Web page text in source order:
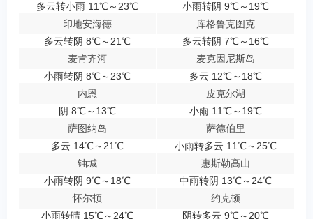
多云转小雨 11℃～23℃
小雨转阴 9℃～19℃
印地安海德
多云转阴 8℃～21℃
库格鲁克图克
多云转阴 7℃～16℃
麦肯齐河
小雨转阴 8℃～23℃
麦克因尼斯岛
多云 12℃～18℃
内恩
阴 8℃～13℃
皮克尔湖
小雨 11℃～19℃
萨图纳岛
多云 14℃～21℃
萨德伯里
小雨转多云 11℃～25℃
铀城
小雨转阴 9℃～18℃
惠斯勒高山
中雨转阴 13℃～24℃
怀尔顿
小雨转晴 15℃～24℃
约克顿
阴转多云 9℃～20℃